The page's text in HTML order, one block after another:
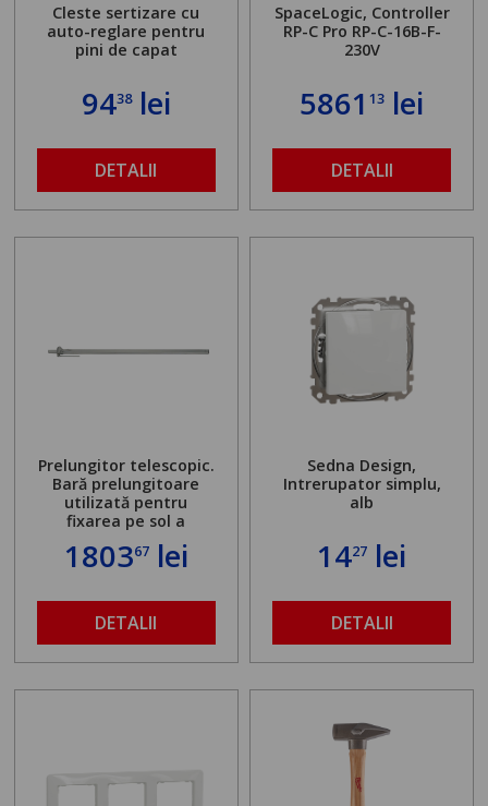
Cleste sertizare cu
auto-reglare pentru
pini de capat
9438lei
DETALII
SpaceLogic, Controller
RP-C Pro RP-C-16B-F-
230V
586113 lei
DETALII
Prelungitor telescopic.
Bară prelungitoare
utilizată pentru
fixarea pe sol a
standului mașinii de
găurit în locul
maximă admisă de 500
kg și înălțime reglabilă
de la 1,8 la 2,9 m
180367lei
DETALII
Sedna Design,
Intrerupator simplu,
alb
1427 lei
DETALII